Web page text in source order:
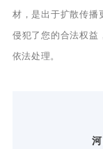
材，是出于扩散传播
侵犯了您的合法权益
依法处理。